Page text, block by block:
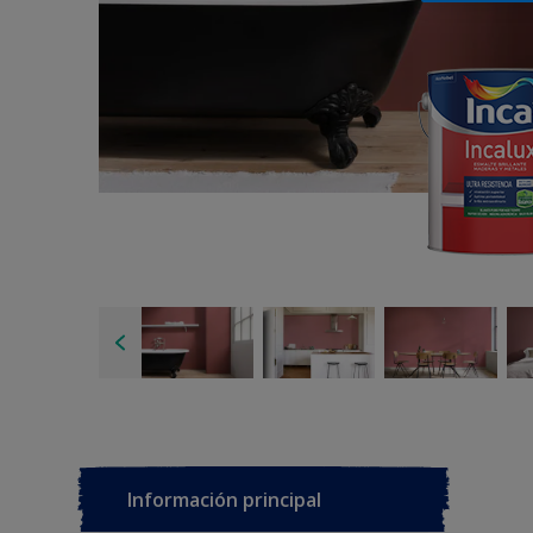
Información principal